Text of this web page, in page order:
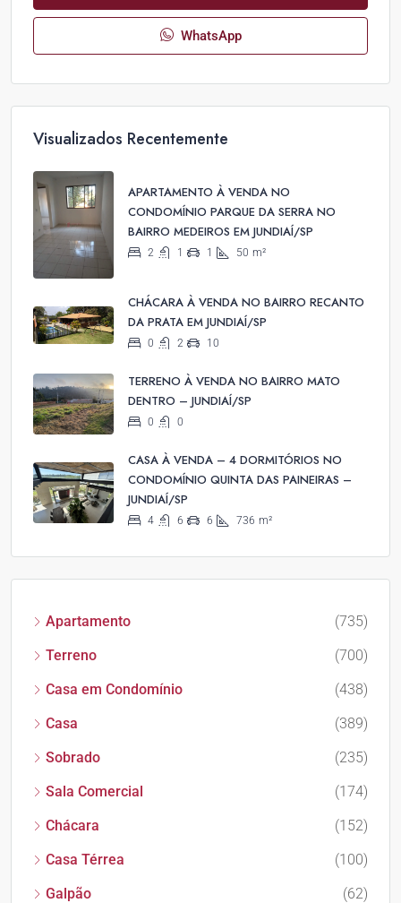
WhatsApp
Visualizados Recentemente
APARTAMENTO À VENDA NO
CONDOMÍNIO PARQUE DA SERRA NO
BAIRRO MEDEIROS EM JUNDIAÍ/SP
2 1 1 50 m²
CHÁCARA À VENDA NO BAIRRO RECANTO
DA PRATA EM JUNDIAÍ/SP
0 2 10
TERRENO À VENDA NO BAIRRO MATO
DENTRO – JUNDIAÍ/SP
0 0
CASA À VENDA – 4 DORMITÓRIOS NO
CONDOMÍNIO QUINTA DAS PAINEIRAS –
JUNDIAÍ/SP
4 6 6 736 m²
Apartamento
(735)
Terreno
(700)
Casa em Condomínio
(438)
Casa
(389)
Sobrado
(235)
Sala Comercial
(174)
Chácara
(152)
Casa Térrea
(100)
Galpão
(62)